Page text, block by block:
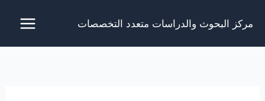
مركز البحوث والدراسات متعدد التخصصات